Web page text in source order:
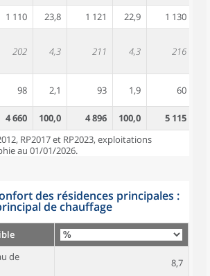
1 110 23,8 1 121 22,9 1 130
202 4,3 211 4,3 216
98 2,1 93 1,9 60
4 660 100,0 4 896 100,0 5 115
RP2017 et RP2023, exploitations
au 01/01/2026.
des résidences principales :
de chauffage
de
8,7